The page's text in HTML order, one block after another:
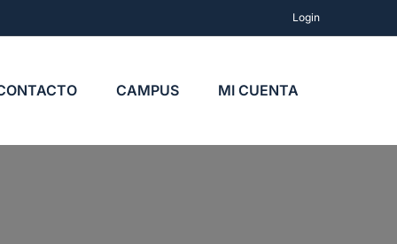
Login
CAMPUS MI CUENTA